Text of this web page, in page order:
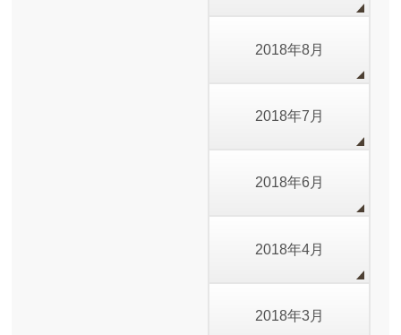
2018年8月
2018年7月
2018年6月
2018年4月
2018年3月